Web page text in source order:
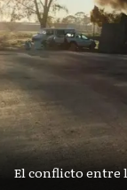
El conflicto entre